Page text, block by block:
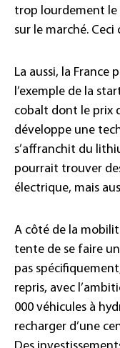
trop lourdement le
sur le marché.
La aussi, la France
l’exemple de la
cobalt dont le prix
développe une
s’affranchit du
pourrait trouver
électrique, mais
A côté de la
tente de se faire
pas
repris, avec
000 véhicules à
recharger d’une